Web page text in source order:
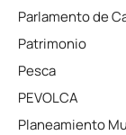
Parlamento de
Patrimonio
Pesca
PEVOLCA
Planeamiento